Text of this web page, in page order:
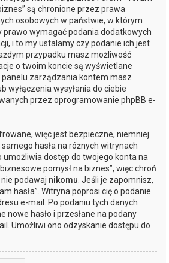
są chronione przez prawa
osobowych w państwie, w którym
prawo wymagać podania dodatkowych
i to my ustalamy czy podanie ich jest
przypadku masz możliwość
o twoim koncie są wyświetlane
panelu zarządzania kontem masz
wyłączenia wysyłania do ciebie
przez oprogramowanie phpBB e-
więc jest bezpieczne, niemniej
hasła na różnych witrynach
umożliwia dostęp do twojego konta na
pomysł na biznes”, więc chroń
podawaj nikomu . Jeśli je zapomnisz,
hasła”. Witryna poprosi cię o podanie
e-mail. Po podaniu tych danych
nowe hasło i przesłane na podany
Umożliwi ono odzyskanie dostępu do